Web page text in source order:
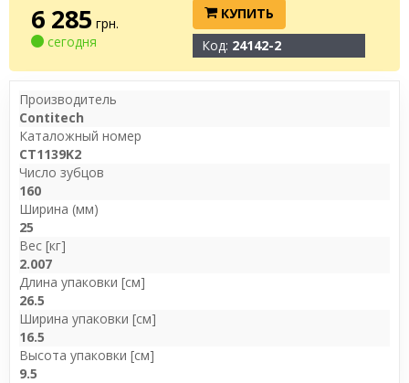
6 285 грн.
сегодня
КУПИТЬ
Код: 24142-2
Производитель
Contitech
Каталожный номер
CT1139K2
Число зубцов
160
Ширина (мм)
25
Вес [кг]
2.007
Длина упаковки [см]
26.5
Ширина упаковки [см]
16.5
Высота упаковки [см]
9.5